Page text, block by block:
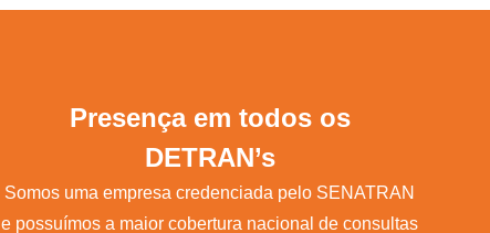
Presença em todos os
DETRAN’s
Somos uma empresa credenciada pelo SENATRAN
e possuímos a maior cobertura nacional de consultas